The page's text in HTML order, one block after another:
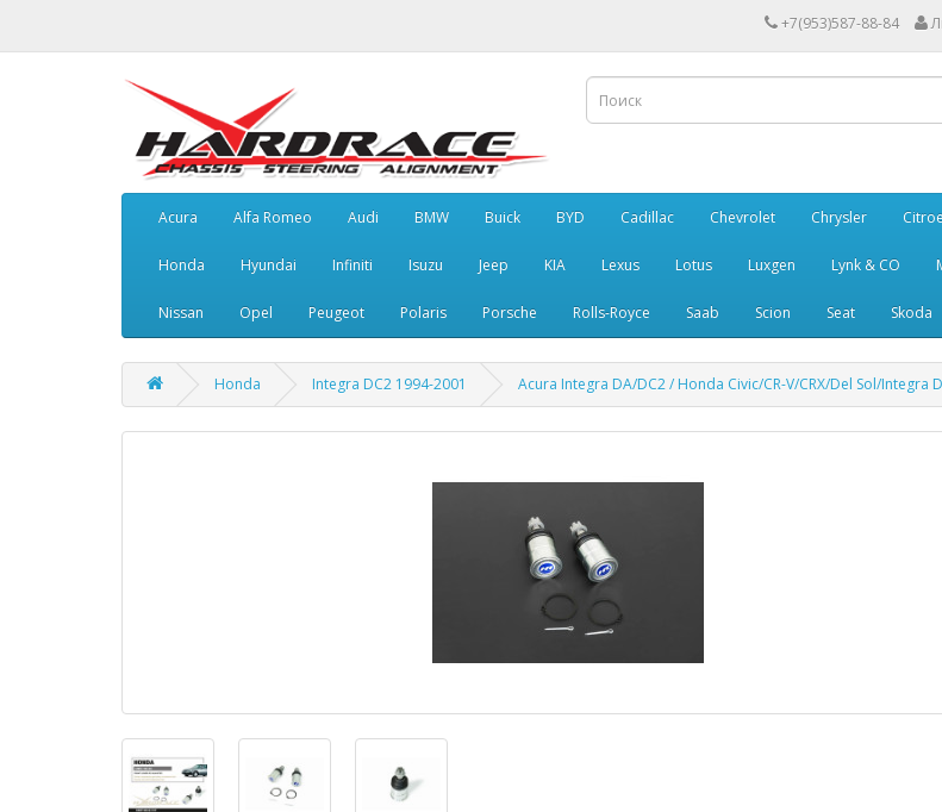
+7(953)587-88-84
Acura Alfa Romeo Audi BMW Buick BYD Cadillac Chevrolet Chrysler
Honda Hyundai Infiniti Isuzu Jeep KIA Lexus Lotus Luxgen Lynk & CO
Nissan Opel Peugeot Polaris Porsche Rolls-Royce Saab Scion Seat Skoda
Honda Integra DC2 1994-2001 Acura Integra DA/DC2 / Honda Civic/CR-V/CRX/Del Sol/